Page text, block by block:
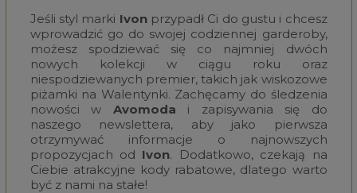
Jeśli styl marki Ivon przypadł Ci do gustu i chcesz
wprowadzić go do swojej codziennej garderoby,
możesz spodziewać się co najmniej dwóch
nowych kolekcji w ciągu roku oraz
niespodziewanych premier, takich jak wiskozowe
piżamki na Walentynki. Zachęcamy do śledzenia
nowości w Avomoda i zapisywania się do
naszego newslettera, aby jako pierwsza
otrzymywać informacje o najnowszych
propozycjach od Ivon. Dodatkowo, czekają na
Ciebie atrakcyjne kody rabatowe, dlatego warto
być z nami na stałe!